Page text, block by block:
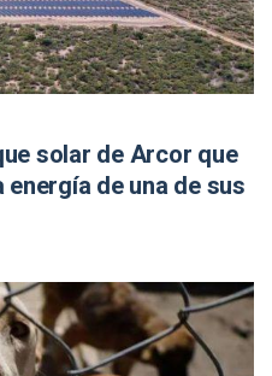
solar de Arcor que
de una de sus